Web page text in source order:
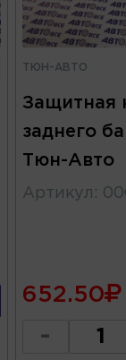
ТЮН-АВТО
Защитная
заднего
Тюн-Авто
Артикул :
652.50
-